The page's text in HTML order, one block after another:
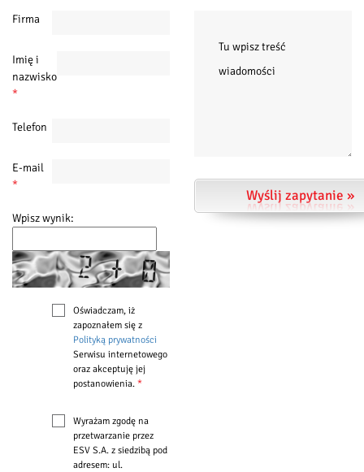
Firma
Imię i
nazwisko
*
Telefon
E-mail
*
Wpisz wynik:
Oświadczam, iż
zapoznałem się z
Polityką prywatności
Serwisu internetowego
oraz akceptuję jej
postanowienia. *
Wyrażam zgodę na
przetwarzanie przez
ESV S.A. z siedzibą pod
adresem: ul.
Wyślij zapytanie »